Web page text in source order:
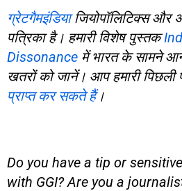
ग्रेटगैमइंडियाजियोपॉलिटिक्स और
पत्रिका है। हमारी विशेष पुस्तक
Dissonance में भारत के सामने
खतरों को जानें। आप हमारी पिछली
प्राप्त कर सकते हैं।
Do you have a tip or
with GGI? Are you a